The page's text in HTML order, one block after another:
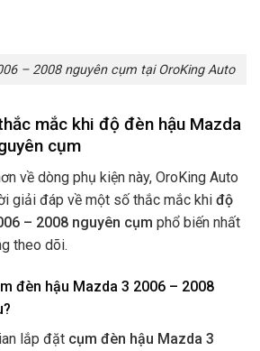
– 2008 nguyên cụm tại OroKing Auto
mắc khi độ đèn hậu Mazda
cụm
về dòng phụ kiện này, OroKing Auto
giải đáp về một số thắc mắc khi độ
– 2008 nguyên cụm phổ biến nhất
theo dõi.
đèn hậu Mazda 3 2006 – 2008
lắp đặt cụm đèn hậu Mazda 3